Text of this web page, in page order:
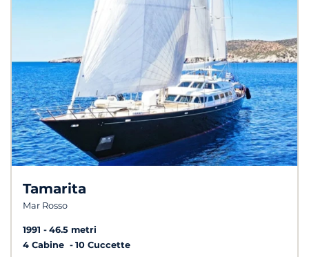
Tamarita
Mar Rosso
1991
46.5 metri
4 Cabine
10 Cuccette